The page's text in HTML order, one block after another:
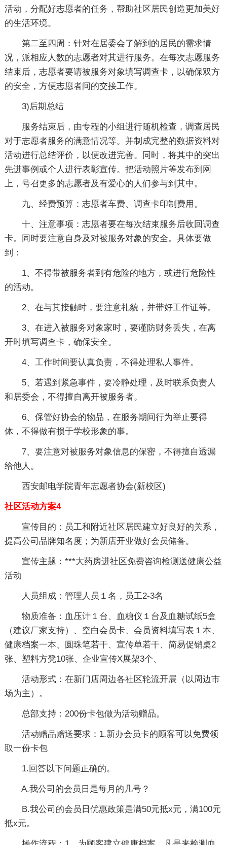
活动，分配好志愿者的任务，帮助社区居民创造更加美好
的生活环境。
第二至四周：针对在居委会了解到的居民的需求情
况，派相应人数的志愿者对其进行服务。在每次志愿服务
结束后，志愿者要请被服务对象填写调查卡，以确保双方
的安全，方便志愿者间的交接工作。
3)后期总结
服务结束后，由专程的小组进行随机检查，调查居民
对于志愿者服务的满意情况等。并制成完整的数据资料对
活动进行总结评价，以便改进完善。同时，将其中的突出
先进事例或个人进行表彰宣传。把活动照片等发布到网
上，号召更多的志愿者及有爱心的人们参与到其中。
九、经费预算：志愿者车费、调查卡印制费用。
十、注意事项：志愿者要在每次结束服务后收回调查
卡。同时要注意自身及对被服务对象的安全。具体要做
到：
1、不得带被服务者到有危险的地方，或进行危险性
的活动。
2、在与其接触时，要注意礼貌，并带好工作证等。
3、在进入被服务对象家时，要谨防财务丢失，在离
开时填写调查卡，确保安全。
4、工作时间要认真负责，不得处理私人事件。
5、若遇到紧急事件，要冷静处理，及时联系负责人
和居委会，不得擅自离开被服务者。
6、保管好协会的物品，在服务期间行为举止要得
体，不得做有损于学校形象的事。
7、要注意对被服务对象信息的保密，不得擅自透漏
给他人。
西安邮电学院青年志愿者协会(新校区)
社区活动方案4
宣传目的 ：员工和附近社区居民建立好良好的关系，
提高公司品牌知名度；为新店开业做好会员储备。
宣传主题 ：***大药房进社区免费咨询检测送健康公益
活动
人员组成：管理人员１名，员工2-3名
物质准备 ：血压计１台、血糖仪１台及血糖试纸5盒
（建议厂家支持）、空白会员卡、会员资料填写表１本、
健康档案一本、圆珠笔若干、宣传单若干、简易促销桌2
张、塑料方凳10张、企业宣传X展架3个、
活动形式：在新门店周边各社区轮流开展（以周边市
场为主）。
总部支持： 200份卡包做为活动赠品。
活动赠品赠送要求 ：1.新办会员卡的顾客可以免费领
取一份卡包
1.回答以下问题正确的。
A.我公司的会员日是每月的几号？
B.我公司的会员日优惠政策是满50元抵x元，满100元
抵x元。